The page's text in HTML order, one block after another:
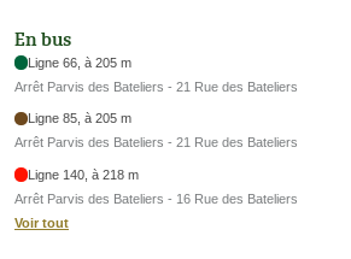
En bus
Ligne 66, à 205 m
Arrêt Parvis des Bateliers - 21 Rue des Bateliers
Ligne 85, à 205 m
Arrêt Parvis des Bateliers - 21 Rue des Bateliers
Ligne 140, à 218 m
Arrêt Parvis des Bateliers - 16 Rue des Bateliers
Voir tout